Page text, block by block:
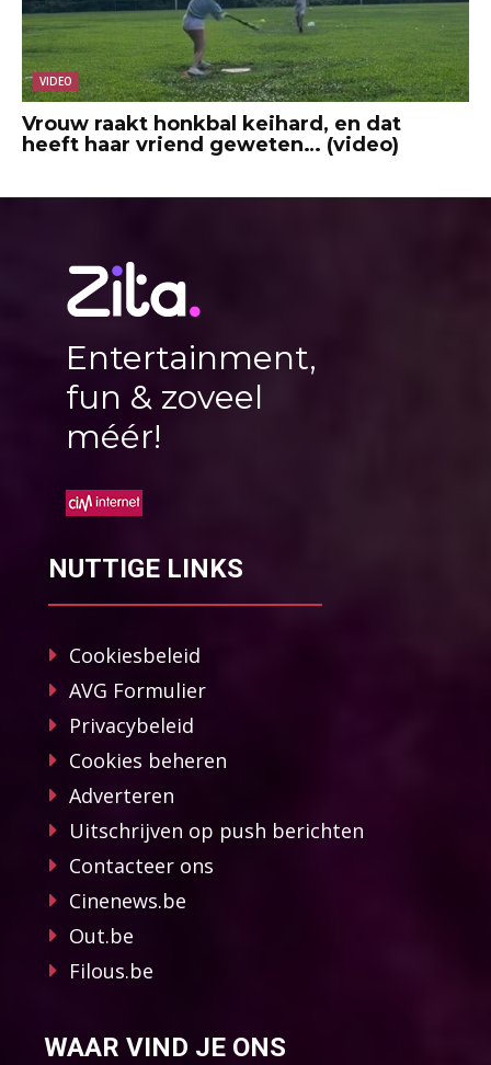
VIDEO
Vrouw raakt honkbal keihard, en dat
heeft haar vriend geweten… (video)
Entertainment,
fun & zoveel
méér!
NUTTIGE LINKS
Cookiesbeleid
AVG Formulier
Privacybeleid
Cookies beheren
Adverteren
Uitschrijven op push berichten
Contacteer ons
Cinenews.be
Out.be
Filous.be
WAAR VIND JE ONS